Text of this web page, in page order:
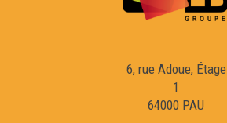
Coriandre - La Nassa
ÒMIORS - A tòrt o a rason
6, rue Adoue, Étage
1
64000 PAU